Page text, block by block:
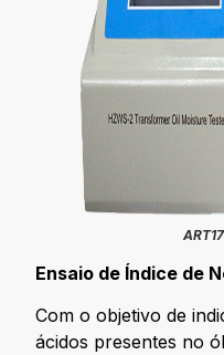
Ensaio de Índice de
Com o objetivo de
ácidos presentes no